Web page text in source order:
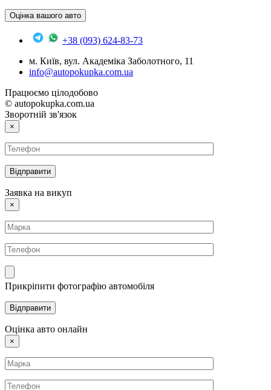
Оцінка вашого авто
+38 (093) 624-83-73
м. Київ, вул. Академіка Заболотного, 11
info@autopokupka.com.ua
Працюємо цілодобово
© autopokupka.com.ua
Зворотній зв'язок
×
Заявка на викуп
×
Прикріпити фотографію автомобіля
Оцінка авто онлайн
×